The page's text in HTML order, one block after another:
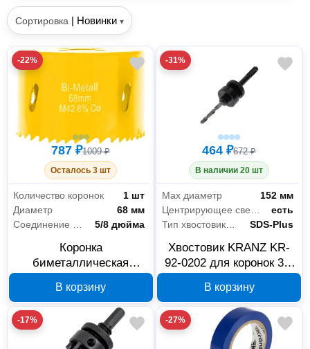
Сортировка | Новинки ▾
-22%
787 ₽1009 ₽
Осталось 3 шт
Количество коронок
1 шт
Диаметр
68 мм
5/8 дюйма
Коронка
биметаллическая
мм
В корзину
-31%
464 ₽672 ₽
В наличии 20 шт
Max диаметр
152 мм
есть
Тип хвостовика коронки
SDS-Plus
Хвостовик KRANZ KR-
92-0202 для коронок 32-
В корзину
-17% -27%